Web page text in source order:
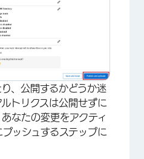
、公開するかどうか迷
トリクスは公開せずに
なたの変更をアクティ
ッシュするステップに